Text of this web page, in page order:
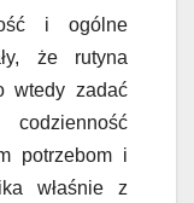
i ogólne
że rutyna
wtedy zadać
potrzebom i
właśnie z